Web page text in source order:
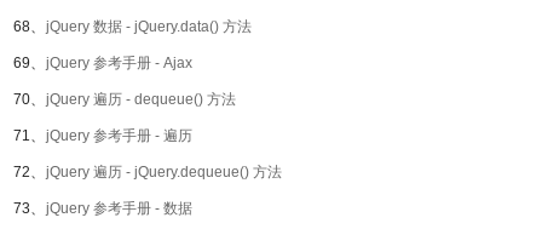
68、 jQuery 数据 - jQuery.data() 方法
69、 jQuery 参考手册 - Ajax
70、 jQuery 遍历 - dequeue() 方法
71、 jQuery 参考手册 - 遍历
72、 jQuery 遍历 - jQuery.dequeue() 方法
73、 jQuery 参考手册 - 数据